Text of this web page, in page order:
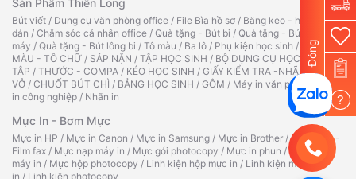
Bút viết / Dụng cụ văn phòng office / File Bìa hồ sơ / Băng keo - hồ
dán / Chăm sóc cá nhân office / Quà tặng - Bút bi / Quà tặng - Bút
máy / Quà tặng - Bút lông bi / Tô màu / Ba lô / Phụ kiện học sinh /
TẬP TÔ
MÀU - TÔ CHỮ / SÁP NẶN / TẬP HỌC SINH / BỘ DỤNG CỤ HỌC
TẬP / THƯỚC - COMPA / KÉO HỌC SINH / GIẤY KIỂM TRA -NHÃN
VỞ / CHUỐT BÚT CHÌ / BẢNG HỌC SINH / GÔM / Máy in văn phòng
Máy
in công nghiệp / Nhãn in
Mực In - Bơm Mực
Mực in HP / Mực in Canon / Mực in Samsung / Mực in Brother /Ruy băng -
Film fax / Mực nạp máy in / Mực gói photocopy / Mực in phun / Hộp mực
máy in / Mực hộp photocopy / Linh kiện hộp mực in / Linh kiện máy
in / Linh kiện photocopy
Đóng
?